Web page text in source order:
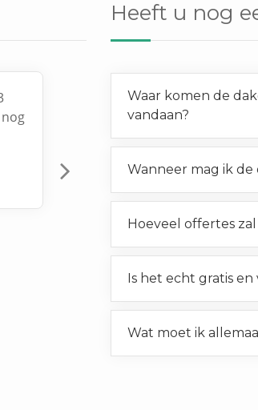
Next
Heeft u nog
Waar komen de
vandaan?
Wanneer mag ik
Hoeveel offertes
Is het echt gratis en
Wat moet ik